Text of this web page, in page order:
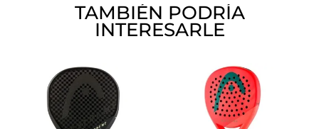
TAMBIÉN PODRÍA
INTERESARLE